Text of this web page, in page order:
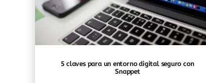
5 claves para un entorno digital seguro con
Snappet